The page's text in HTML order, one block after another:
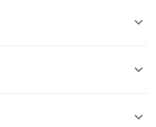
keyboard_arrow_up
keyboard_arrow_up
keyboard_arrow_up